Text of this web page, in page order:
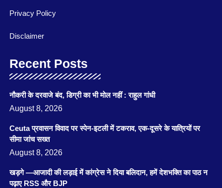
Privacy Policy
Disclaimer
Recent Posts
नौकरी के दरवाजे बंद, डिग्री का भी मोल नहीं : राहुल गांधी
August 8, 2026
Ceuta प्रवासन विवाद पर स्पेन-इटली में टकराव, एक-दूसरे के यात्रियों पर
सीमा जांच सख्त
August 8, 2026
खड़गे —आजादी की लड़ाई में कांग्रेस ने दिया बलिदान, हमें देशभक्ति का पाठ न
पढ़ाए RSS और BJP